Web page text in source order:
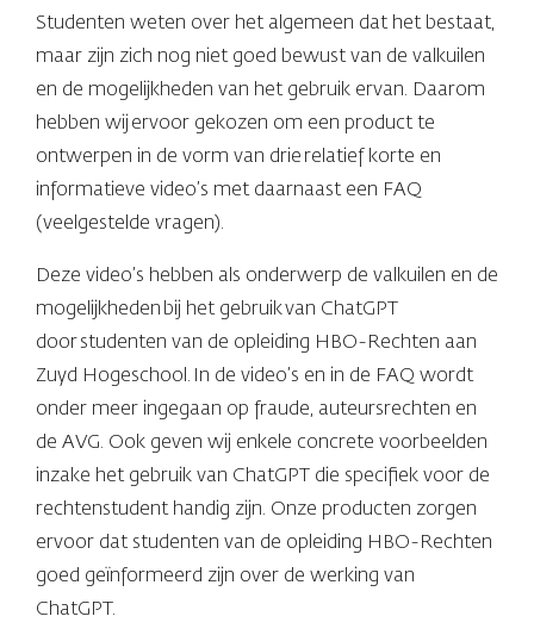
Studenten weten over het algemeen dat het bestaat,
maar zijn zich nog niet goed bewust van de valkuilen
en de mogelijkheden van het gebruik ervan. Daarom
hebben wij ervoor gekozen om een product te
ontwerpen in de vorm van drie relatief korte en
informatieve video’s met daarnaast een FAQ
(veelgestelde vragen).
Deze video’s hebben als onderwerp de valkuilen en de
mogelijkheden bij het gebruik van ChatGPT
door studenten van de opleiding HBO-Rechten aan
Zuyd Hogeschool. In de video’s en in de FAQ wordt
onder meer ingegaan op fraude, auteursrechten en
de AVG. Ook geven wij enkele concrete voorbeelden
inzake het gebruik van ChatGPT die specifiek voor de
rechtenstudent handig zijn. Onze producten zorgen
ervoor dat studenten van de opleiding HBO-Rechten
goed geïnformeerd zijn over de werking van
ChatGPT.